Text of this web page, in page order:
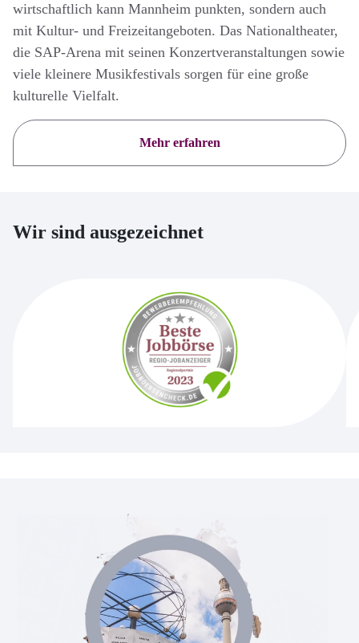
wirtschaftlich kann Mannheim punkten, sondern auch
mit Kultur- und Freizeitangeboten. Das Nationaltheater,
die SAP-Arena mit seinen Konzertveranstaltungen sowie
viele kleinere Musikfestivals sorgen für eine große
kulturelle Vielfalt.
Mehr erfahren
Wir sind ausgezeichnet